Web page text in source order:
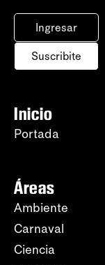
Ingresar
Suscribite
Inicio
Portada
Áreas
Ambiente
Carnaval
Ciencia